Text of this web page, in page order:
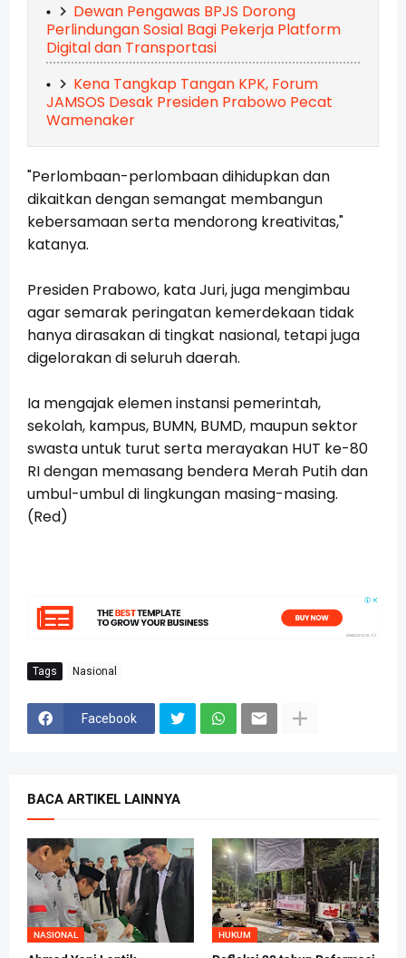
Dewan Pengawas BPJS Dorong
Perlindungan Sosial Bagi Pekerja Platform
Digital dan Transportasi
Kena Tangkap Tangan KPK, Forum
JAMSOS Desak Presiden Prabowo Pecat
Wamenaker
"Perlombaan-perlombaan dihidupkan dan
dikaitkan dengan semangat membangun
kebersamaan serta mendorong kreativitas,"
katanya.
Presiden Prabowo, kata Juri, juga mengimbau
agar semarak peringatan kemerdekaan tidak
hanya dirasakan di tingkat nasional, tetapi juga
digelorakan di seluruh daerah.
Ia mengajak elemen instansi pemerintah,
sekolah, kampus, BUMN, BUMD, maupun sektor
swasta untuk turut serta merayakan HUT ke-80
RI dengan memasang bendera Merah Putih dan
umbul-umbul di lingkungan masing-masing.
(Red)
Tags Nasional
Facebook
BACA ARTIKEL LAINNYA
NASIONAL HUKUM